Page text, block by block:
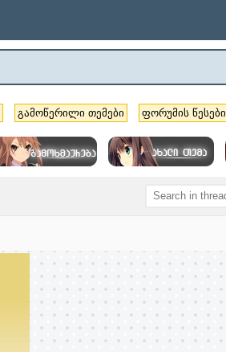
გამოწერილი თემები ფორუმის წესები